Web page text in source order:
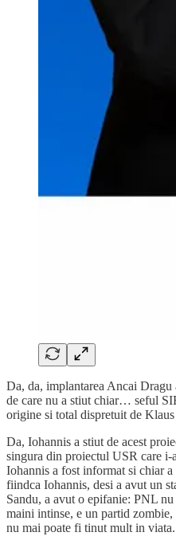
Da, da, implantarea Ancai Dragu
de care nu a stiut chiar… seful
origine si total dispretuit de
Da, Iohannis a stiut de acest
singura din proiectul USR care
Iohannis a fost informat si chiar
fiindca Iohannis, desi a avut un
Sandu, a avut o epifanie: PNL
maini intinse, e un partid
nu mai poate fi tinut mult in viata.